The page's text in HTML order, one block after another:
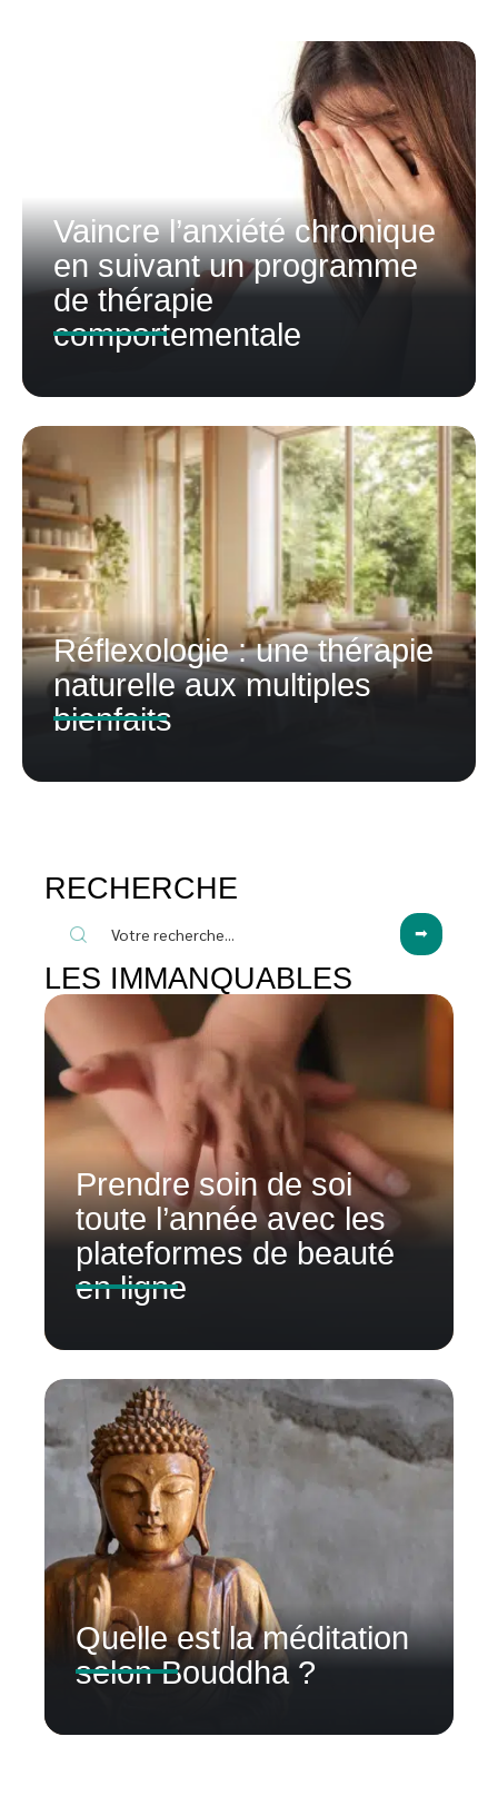
Vaincre l’anxiété chronique
en suivant un programme
de thérapie
comportementale
Réflexologie : une thérapie
naturelle aux multiples
bienfaits
RECHERCHE
LES IMMANQUABLES
Prendre soin de soi
toute l’année avec les
plateformes de beauté
en ligne
Quelle est la méditation
selon Bouddha ?